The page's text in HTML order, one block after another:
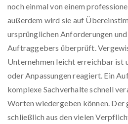
noch einmal von einem
außerdem wird sie auf
ursprünglichen Anforderungen und
Auftraggebers überprüft.
Unternehmen leicht erreichbar ist
oder Anpassungen reagiert. Ein
komplexe Sachverhalte schnell
Worten wiedergeben können.
schließlich aus den vielen